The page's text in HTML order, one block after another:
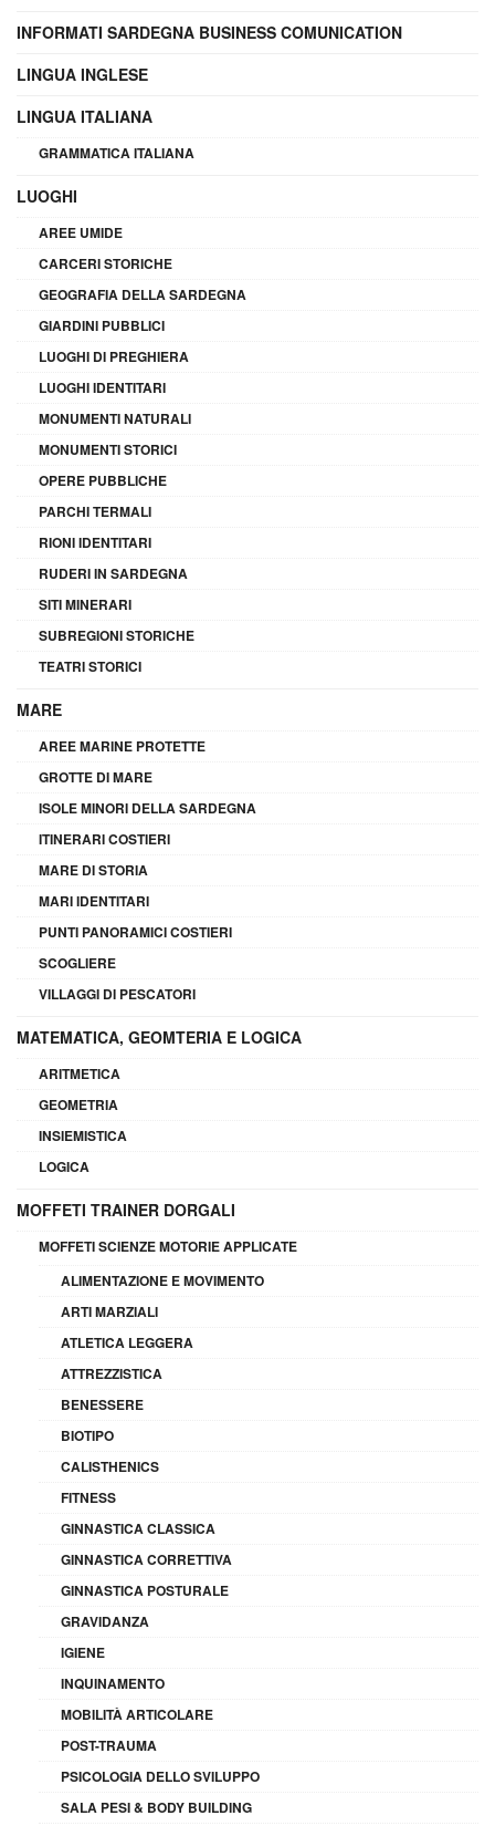
INFORMATI SARDEGNA BUSINESS COMUNICATION
LINGUA INGLESE
LINGUA ITALIANA
GRAMMATICA ITALIANA
LUOGHI
AREE UMIDE
CARCERI STORICHE
GEOGRAFIA DELLA SARDEGNA
GIARDINI PUBBLICI
LUOGHI DI PREGHIERA
LUOGHI IDENTITARI
MONUMENTI NATURALI
MONUMENTI STORICI
OPERE PUBBLICHE
PARCHI TERMALI
RIONI IDENTITARI
RUDERI IN SARDEGNA
SITI MINERARI
SUBREGIONI STORICHE
TEATRI STORICI
MARE
AREE MARINE PROTETTE
GROTTE DI MARE
ISOLE MINORI DELLA SARDEGNA
ITINERARI COSTIERI
MARE DI STORIA
MARI IDENTITARI
PUNTI PANORAMICI COSTIERI
SCOGLIERE
VILLAGGI DI PESCATORI
MATEMATICA, GEOMTERIA E LOGICA
ARITMETICA
GEOMETRIA
INSIEMISTICA
LOGICA
MOFFETI TRAINER DORGALI
MOFFETI SCIENZE MOTORIE APPLICATE
ALIMENTAZIONE E MOVIMENTO
ARTI MARZIALI
ATLETICA LEGGERA
ATTREZZISTICA
BENESSERE
BIOTIPO
CALISTHENICS
FITNESS
GINNASTICA CLASSICA
GINNASTICA CORRETTIVA
GINNASTICA POSTURALE
GRAVIDANZA
IGIENE
INQUINAMENTO
MOBILITÀ ARTICOLARE
POST-TRAUMA
PSICOLOGIA DELLO SVILUPPO
SALA PESI & BODY BUILDING